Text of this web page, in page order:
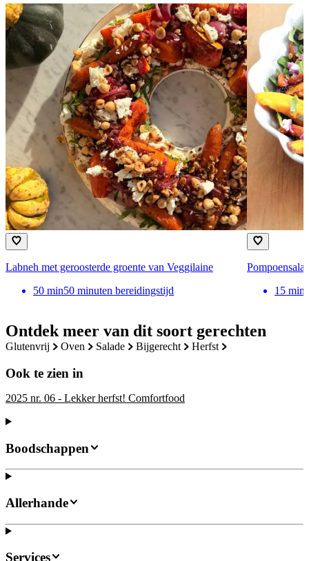
Ontdek meer van dit soort gerechten
glutenvrij oven salade bijgerecht herfst
Ook te zien in
2025 nr. 06 - Lekker herfst! Comfortfood
Labneh met geroosterde groente van Veggilaine
50 min50 minuten bereidingstijd
15 min
Boodschappen
Allerhande
Services